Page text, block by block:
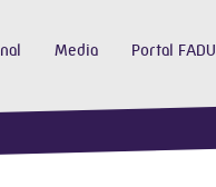
Media Portal FADU